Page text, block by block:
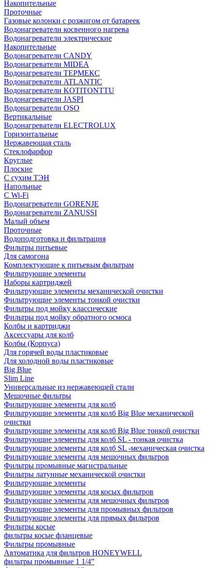
Накопительные
Проточные
Газовые колонки с розжигом от батареек
Водонагреватели косвенного нагрева
Водонагреватели электрические
Накопительные
Водонагреватели CANDY
Водонагреватели MIDEA
Водонагреватели ТЕРМЕКС
Водонагреватели ATLANTIC
Водонагреватели KOTITONTTU
Водонагреватели JASPI
Водонагреватели OSO
Вертикальные
Водонагреватели ELECTROLUX
Горизонтальные
Нержавеющая сталь
Стеклофарфор
Круглые
Плоские
С сухим ТЭН
Напольные
С Wi-Fi
Водонагреватели GORENJE
Водонагреватели ZANUSSI
Малый объем
Проточные
Водоподготовка и фильтрация
Фильтры питьевые
Для самогона
Комплектующие к питьевым фильтрам
Фильтрующие элементы
Наборы картриджей
Фильтрующие элементы механической очистки
Фильтрующие элементы тонкой очистки
Фильтры под мойку классические
Фильтры под мойку обратного осмоса
Колбы и картриджи
Аксессуары для колб
Колбы (Корпуса)
Для горячей воды пластиковые
Для холодной воды пластиковые
Big Blue
Slim Line
Универсальные из нержавеющей стали
Мешочные фильтры
Фильтрующие элементы для колб
Фильтрующие элементы для колб Big Blue механической
очистки
Фильтрующие элементы для колб Big Blue тонкой очистки
Фильтрующие элементы для колб SL - тонкая очистка
Фильтрующие элементы для колб SL -механическая очистка
Фильтрующие элементы для мешочных фильтров
Фильтры промывные магистральные
Фильтры латунные механической очистки
Фильтрующие элементы
Фильтрующие элементы для косых фильтров
Фильтрующие элементы для мешочных фильтров
Фильтрующие элементы для промывных фильтров
Фильтрующие элементы для прямых фильтров
Фильтры косые
фильтры косые фланцевые
Фильтры промывные
Автоматика для фильтров HONEYWELL
фильтры промывные 1 1/4”